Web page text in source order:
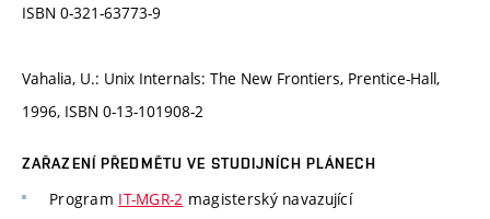
ISBN 0-321-63773-9
Vahalia, U.: Unix Internals: The New Frontiers, Prentice-Hall,
1996, ISBN 0-13-101908-2
ZAŘAZENÍ PŘEDMĚTU VE STUDIJNÍCH PLÁNECH
Program IT-MGR-2 magisterský navazující